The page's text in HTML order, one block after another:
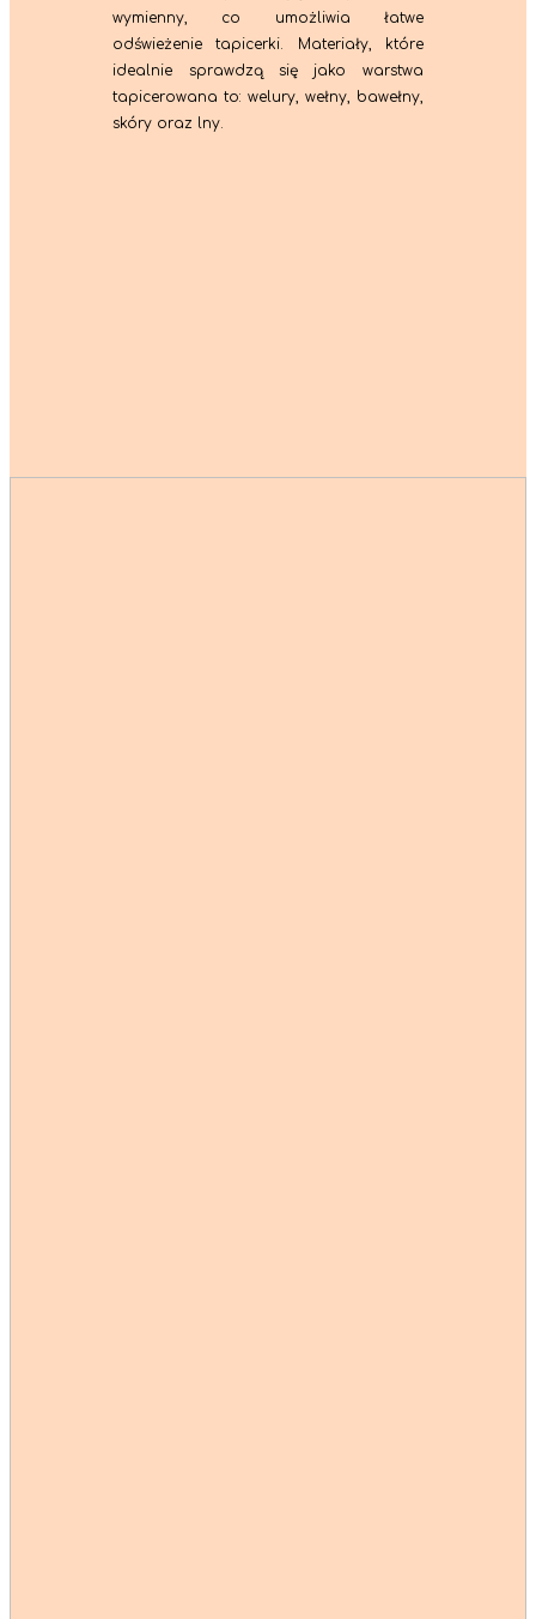
wymienny, co umożliwia łatwe
odświeżenie tapicerki. Materiały, które
idealnie sprawdzą się jako warstwa
tapicerowana to: welury, wełny, bawełny,
skóry oraz lny.